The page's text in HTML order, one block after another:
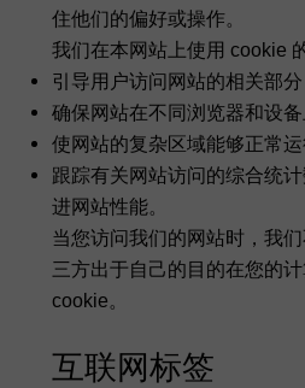
住他们的偏好或操作。
我们在本网站上使用 cookie
引导用户访问网站的相关部分
确保网站在不同浏览器和设备
使网站的复杂区域能够正常运
跟踪有关网站访问的综合统
进网站性能。
当您访问我们的网站时，我
三方出于自己的目的在您的
cookie。
互联网标签